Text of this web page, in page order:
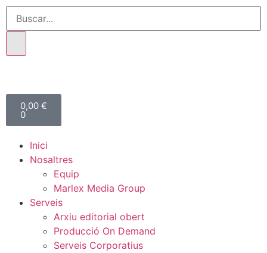
0,00 €
0
Inici
Nosaltres
Equip
Marlex Media Group
Serveis
Arxiu editorial obert
Producció On Demand
Serveis Corporatius